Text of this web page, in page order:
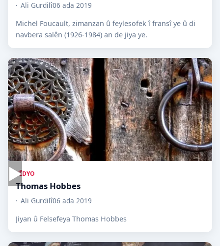
Ali Gurdilî06 ada 2019
Michel Foucault, zimanzan û feylesofek î fransî ye û di
navbera salên (1926-1984) an de jiya ye.
▶VÎDYO
Thomas Hobbes
Ali Gurdilî06 ada 2019
Jiyan û Felsefeya Thomas Hobbes